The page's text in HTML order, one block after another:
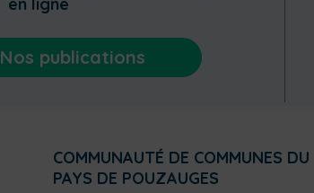
Nos publications
COMMUNAUTÉ DE COMMUNES DU
PAYS DE POUZAUGES